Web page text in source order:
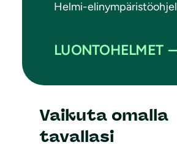
Helmi-
LUONTOHELMET
Vaikuta omalla
tavallasi